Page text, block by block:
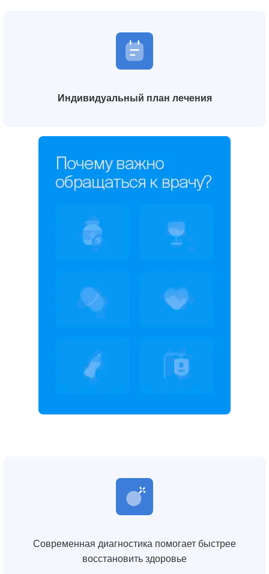
Индивидуальный план лечения
Современная диагностика помогает быстрее
восстановить здоровье